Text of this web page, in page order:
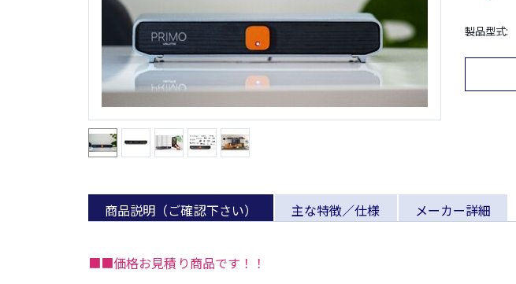
製品型式:
商品説明（ご確認下さい） 主な特徴／仕様 メーカー詳細
■■価格お見積り商品です！！